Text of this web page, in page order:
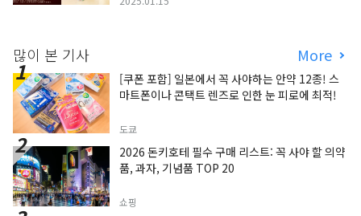
많이 본 기사 More
[쿠폰 포함] 일본에서 꼭 사야하는 안약 12종! 스
마트폰이나 콘택트 렌즈로 인한 눈 피로에 최적!
도쿄
2026 돈키호테 필수 구매 리스트: 꼭 사야 할 의약
품, 과자, 기념품 TOP 20
쇼핑